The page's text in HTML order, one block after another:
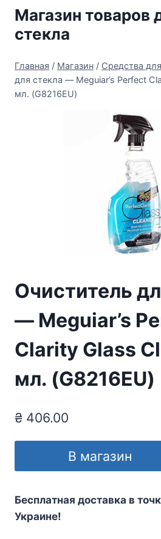
Перейти
содержимому
Магазин товаров
стекла
Главная / Магазин / Средства
для стекла — Meguiar’s Perfect
мл. (G8216EU)
Очиститель
— Meguiar’s
Clarity Glass
мл. (G8216EU)
₴ 406.00
В магазин
Бесплатная доставка в
Украине!